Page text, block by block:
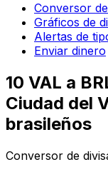
Conversor
Gráficos de
Alertas de
Enviar dinero
10 VAL a
Ciudad del
brasileños
Conversor de